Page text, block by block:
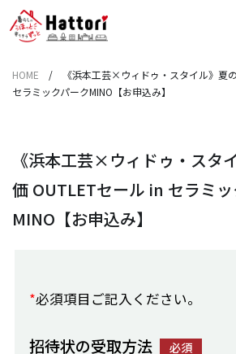
HOME /
《浜本工芸×ウィドゥ・スタイル》夏
セラミックパークMINO【お申込み】
《浜本工芸×ウィドゥ・スタ
価 OUTLETセール in セラミ
MINO【お申込み】
*必須項目ご記入ください。
招待状の受取方法 必須